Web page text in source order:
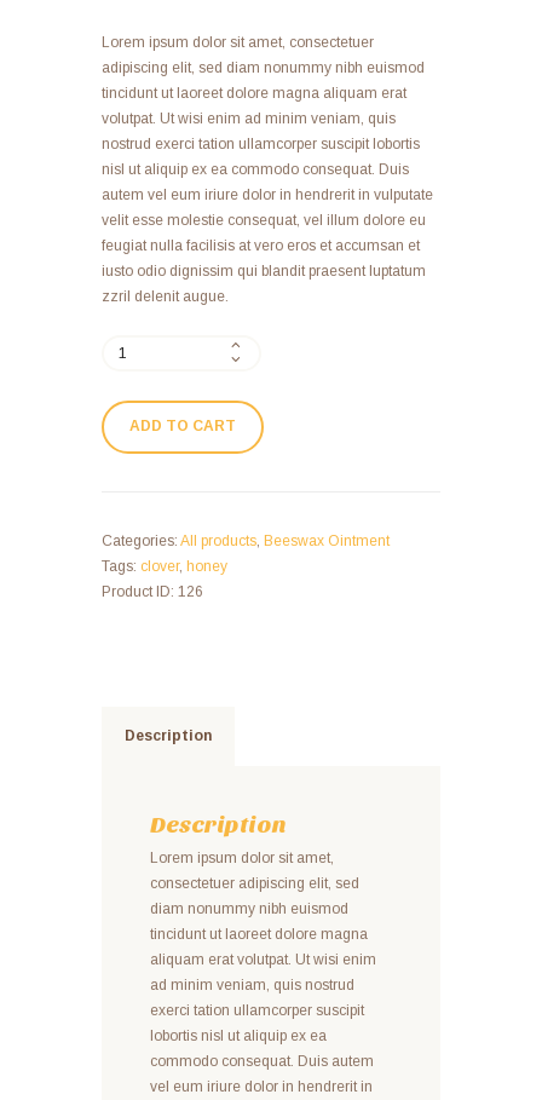
Lorem ipsum dolor sit amet, consectetuer
adipiscing elit, sed diam nonummy nibh euismod
tincidunt ut laoreet dolore magna aliquam erat
volutpat. Ut wisi enim ad minim veniam, quis
nostrud exerci tation ullamcorper suscipit lobortis
nisl ut aliquip ex ea commodo consequat. Duis
autem vel eum iriure dolor in hendrerit in vulputate
velit esse molestie consequat, vel illum dolore eu
feugiat nulla facilisis at vero eros et accumsan et
iusto odio dignissim qui blandit praesent luptatum
zzril delenit augue.
ADD TO CART
Categories: All products, Beeswax Ointment
Tags: clover, honey
Product ID: 126
Description
Description
Lorem ipsum dolor sit amet,
consectetuer adipiscing elit, sed
diam nonummy nibh euismod
tincidunt ut laoreet dolore magna
aliquam erat volutpat. Ut wisi enim
ad minim veniam, quis nostrud
exerci tation ullamcorper suscipit
lobortis nisl ut aliquip ex ea
commodo consequat. Duis autem
vel eum iriure dolor in hendrerit in